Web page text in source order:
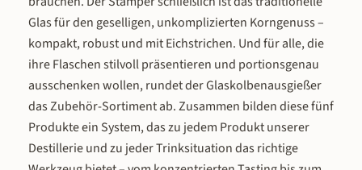
guten Essen. Als Zutat in
bringt sie eine natürliche
Marillenfruchtigkeit – in einem
ersetzt sie den Pfirsich, in einem
bringt sie fruchtige Tiefe, und als
mit Prosecco und Soda ist sie
erfrischender Sommerdrink. Auch
Küche macht sie sich
Verfeinern von Desserts, Sorbets
Glas für den geselligen, unkomplizierten Korngenuss –
kompakt, robust und mit Eichstrichen. Und für alle, die
ihre Flaschen stilvoll präsentieren und portionsgenau
ausschenken wollen, rundet der Glaskolbenausgießer
das Zubehör-Sortiment ab. Zusammen bilden diese fünf
Produkte ein System, das zu jedem Produkt unserer
Destillerie und zu jeder Trinksituation das richtige